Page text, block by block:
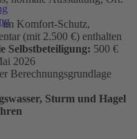
Komfort-Schutz,
(mit 2.500 €) enthalten
Selbstbeteiligung: 500 €
2026
Berechnungsgrundlage
Sturm und Hagel